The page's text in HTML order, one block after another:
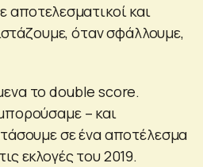
αποτελεσματικοί και
όταν σφάλλουμε,
το double score.
– και
σε ένα αποτέλεσμα
εκλογές του 2019.